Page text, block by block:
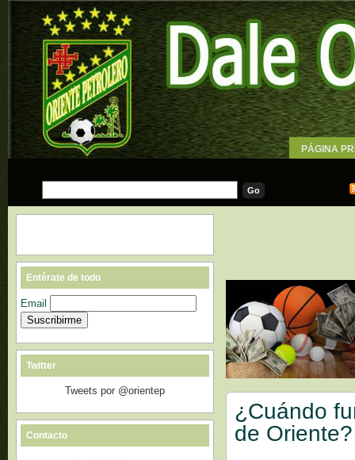
PÁGINA
¿Cuándo
de Oriente?
Entérate de todo
Email
Twitter
Tweets por @orientep
Contacto